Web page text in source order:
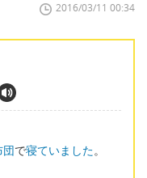
2016/03/11 00:34
団で寝ていました。